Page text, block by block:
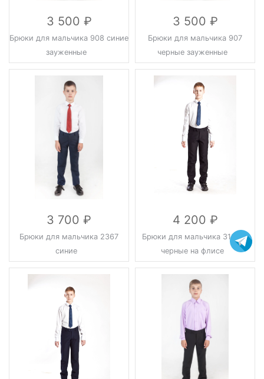
3 500
Брюки для мальчика 908 синие
зауженные
3 500
Брюки для мальчика 907
черные зауженные
3 700
Брюки для мальчика 2367
синие
4 200
Брюки для мальчика 318105
черные на флисе